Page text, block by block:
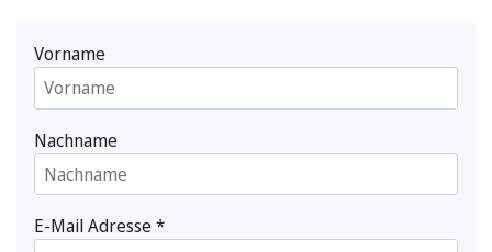
Vorname
Nachname
E-Mail Adresse*